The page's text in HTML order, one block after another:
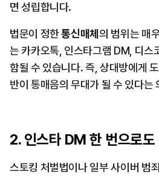
면 성립합니다.
법문이 정한 통신매체의 범위는 매
는 카카오톡, 인스타그램 DM, 디스
함될 수 있습니다. 즉, 상대방에게
반이 통매음의 무대가 될 수 있다는
2. 인스타 DM 한 번으로도
스토킹 처벌법이나 일부 사이버 범